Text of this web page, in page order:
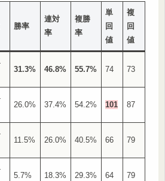
勝率
連対
率
複勝
率
単
回
値
複
回
値
31.3% 46.8% 55.7% 74 73
26.0% 37.4% 54.2% 101 87
11.5% 26.0% 40.5% 66 79
5.7% 18.3% 29.3% 64 79